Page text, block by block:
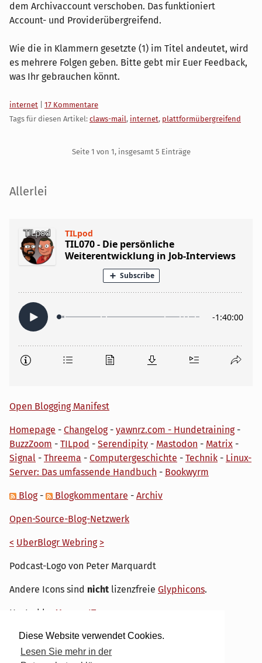
Diese Website verwendet Cookies.
Lesen Sie mehr in der
dem Archivaccount verschoben. Das funktioniert
Account- und Providerübergreifend.
Wie die in Klammern gesetzte (1) im Titel andeutet, wird
es mehrere Folgen geben. Bitte gebt mir Euer Feedback,
was Ihr gebrauchen könnt.
Kategorien:
internet
17 Kommentare
Tags für diesen Artikel: claws-mail, internet, plattformübergreifend
Seite 1 von 1, insgesamt 5 Einträge
Seitenleiste
Allerlei
Open Blogging Manifest
Homepage - Changelog- yawnrz.com - Hundetraining-
BuzzZoom - TILpod - Serendipity - Mastodon - Matrix -
Signal - Threema - Computergeschichte - Technik - Linux-
Server: Das umfassende Handbuch - Bookwyrm
Blog- Blogkommentare - Archiv
Open-Source-Blog-Netzwerk
< UberBlogr Webring >
Podcast-Logo von Peter Marquardt
Andere Icons sind nicht lizenzfreie Glyphicons.
Hosted by My own IT.